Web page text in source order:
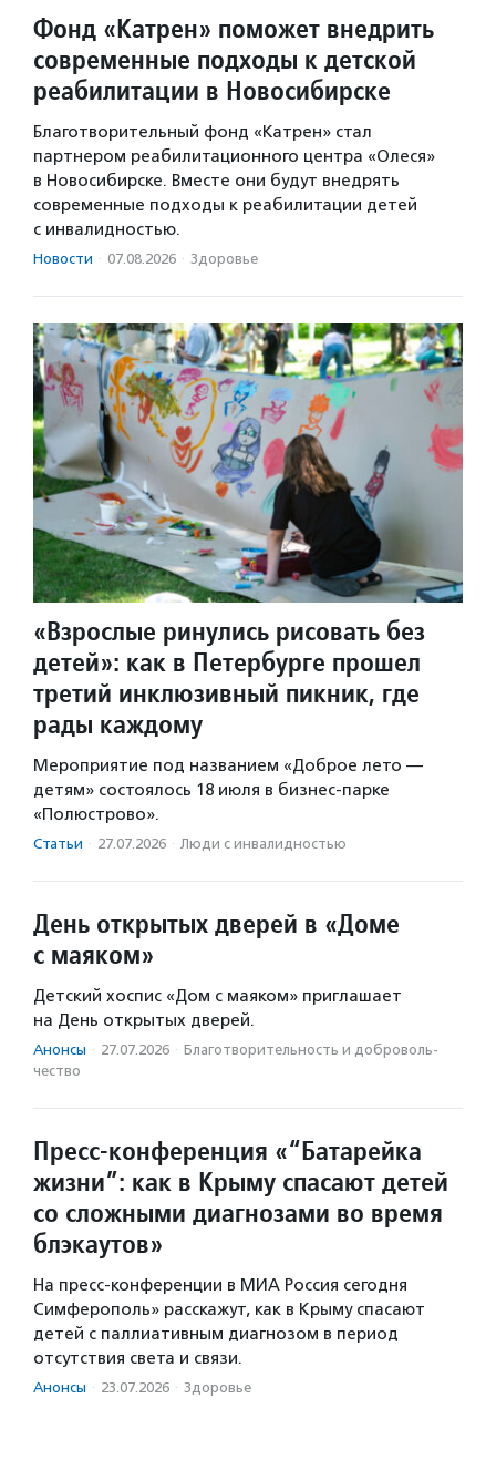
Фонд «Катрен» поможет внедрить
современные подходы к детской
реабилитации в Новосибирске
Благотворительный фонд «Катрен» стал
партнером реабилитационного центра «Олеся»
в Новосибирске. Вместе они будут внедрять
современные подходы к реабилитации детей
с инвалидностью.
Новости · 07.08.2026 · Здоровье
«Взрослые ринулись рисовать без
детей»: как в Петербурге прошел
третий инклюзивный пикник, где
рады каждому
Мероприятие под названием «Доброе лето —
детям» состоялось 18 июля в бизнес-парке
«Полюстрово».
Статьи · 27.07.2026 · Люди с инвалидностью
День открытых дверей в «Доме
с маяком»
Детский хоспис «Дом с маяком» приглашает
на День открытых дверей.
Анонсы · 27.07.2026 · Благотвори­тель­ность и доброволь­
чест­во
Пресс-конференция «“Батарейка
жизни”: как в Крыму спасают детей
со сложными диагнозами во время
блэкаутов»
На пресс-конференции в МИА Россия сегодня
Симферополь» расскажут, как в Крыму спасают
детей с паллиативным диагнозом в период
отсутствия света и связи.
Анонсы · 23.07.2026 · Здоровье